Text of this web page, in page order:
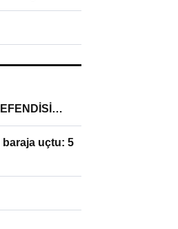
baraja uçtu: 5